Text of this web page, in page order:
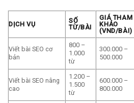
DỊCH VỤ
SỐ
TỪ/BÀI
GIÁ THAM
KHẢO
(VND/BÀI)
Viết bài SEO cơ
bản
800 –
1.000
từ
300.000 –
500.000
Viết bài SEO nâng
cao
1.200 –
1.500
từ
600.000 –
800.000